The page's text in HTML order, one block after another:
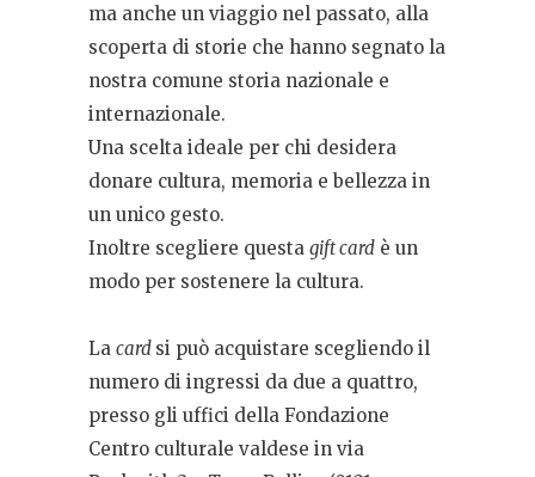
ma anche un viaggio nel passato, alla
scoperta di storie che hanno segnato la
nostra comune storia nazionale e
internazionale.
Una scelta ideale per chi desidera
donare cultura, memoria e bellezza in
un unico gesto.
Inoltre scegliere questa gift card è un
modo per sostenere la cultura.
La card si può acquistare scegliendo il
numero di ingressi da due a quattro,
presso gli uffici della Fondazione
Centro culturale valdese in via